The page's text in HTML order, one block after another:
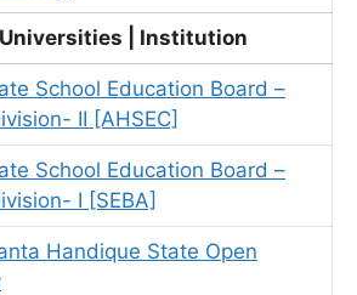
| Institution
School Education Board –
II [AHSEC]
School Education Board –
I [SEBA]
Handique State Open